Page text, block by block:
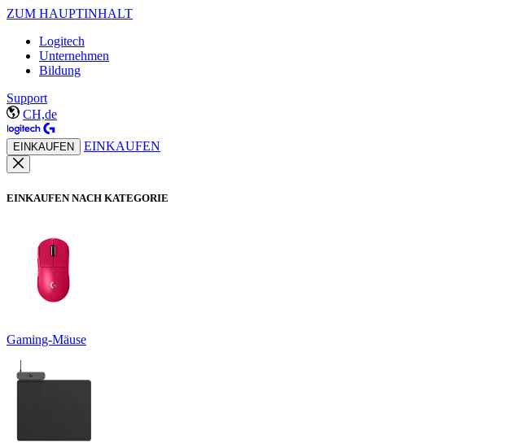
ZUM HAUPTINHALT
Logitech
Unternehmen
Bildung
Support
CH,de
EINKAUFEN EINKAUFEN
EINKAUFEN NACH KATEGORIE
Gaming-Mäuse